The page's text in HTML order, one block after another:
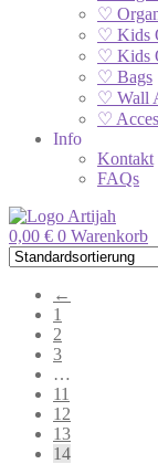
♡
♡ Kids
♡ Kids
♡ Bags
♡ Wall
♡
Info
Kontakt
FAQs
0,00 € 0 Warenkorb
←
1
2
3
…
11
12
13
14